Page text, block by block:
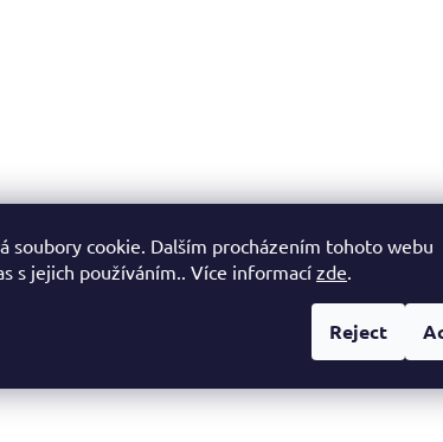
soubory cookie. Dalším procházením tohoto webu
s jejich používáním.. Více informacízde
Reject